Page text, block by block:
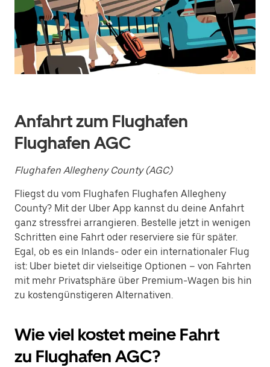
interagieren
und
ein
Datum
auszuwählen.
Drücke
um
den
Kalender
zu
Anfahrt zum Flughafen
Flughafen AGC
Flughafen Allegheny County (AGC)
Fliegst du vom Flughafen Flughafen Allegheny
County? Mit der Uber App kannst du deine Anfahrt
ganz stressfrei arrangieren. Bestelle jetzt in wenigen
Schritten eine Fahrt oder reserviere sie für später.
Egal, ob es ein Inlands- oder ein internationaler Flug
ist: Uber bietet dir vielseitige Optionen – von Fahrten
mit mehr Privatsphäre über Premium-Wagen bis hin
zu kostengünstigeren Alternativen.
Wie viel kostet meine Fahrt
zu Flughafen AGC?